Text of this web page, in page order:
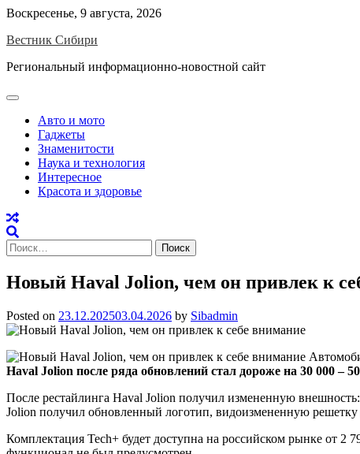
Skip
content
Воскресенье, 9 августа, 2026
Вестник Сибири
Региональный информационно-новостной сайт
Авто и мото
Гаджеты
Знаменитости
Наука и технология
Интересное
Красота и здоровье
Найти:
Новый Haval Jolion, чем он привлек к
Posted on 23.12.202503.04.2026 by Sibadmin
Haval Jolion после ряда обновлений стал дороже на 30 000 –
После рестайлинга Haval Jolion получил измененную
Jolion получил обновленный логотип, видоизмененную
Комплектация Tech+ будет доступна на российском рынке от 2